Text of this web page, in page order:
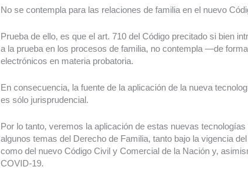
No se contempla para las relaciones de familia en el nuevo
Prueba de ello, es que el art. 710 del Código precitado si bien
a la prueba en los procesos de familia, no contempla —de
electrónicos en materia probatoria.
En consecuencia, la fuente de la aplicación de la nueva
es sólo jurisprudencial.
Por lo tanto, veremos la aplicación de estas nuevas
algunos temas del Derecho de Familia, tanto bajo la vigencia
como del nuevo Código Civil y Comercial de la Nación y,
COVID-19.